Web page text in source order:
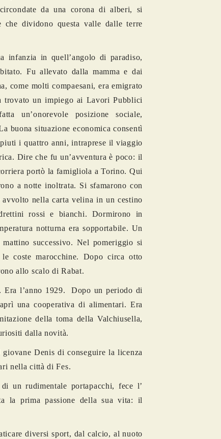
da una corona di alberi, si
che dividono questa valle dalle terre
infanzia in quell’angolo di paradiso,
Fu allevato dalla mamma e dai
come molti compaesani, era emigrato
un impiego ai Lavori Pubblici
un’onorevole posizione sociale,
buona situazione economica consentì
i quattro anni, intraprese il viaggio
Dire che fu un’avventura è poco: il
portò la famigliola a Torino. Qui
a notte inoltrata. Si sfamarono con
nella carta velina in un cestino
rossi e bianchi. Dormirono in
notturna era sopportabile. Un
successivo. Nel pomeriggio si
coste marocchine. Dopo circa otto
allo scalo di Rabat.
Era l’anno 1929. Dopo un periodo di
una cooperativa di alimentari. Era
della toma della Valchiusella,
dalla novità.
Denis di conseguire la licenza
nella città di Fes.
un rudimentale portapacchi, fece l’
la prima passione della sua vita: il
diversi sport, dal calcio, al nuoto